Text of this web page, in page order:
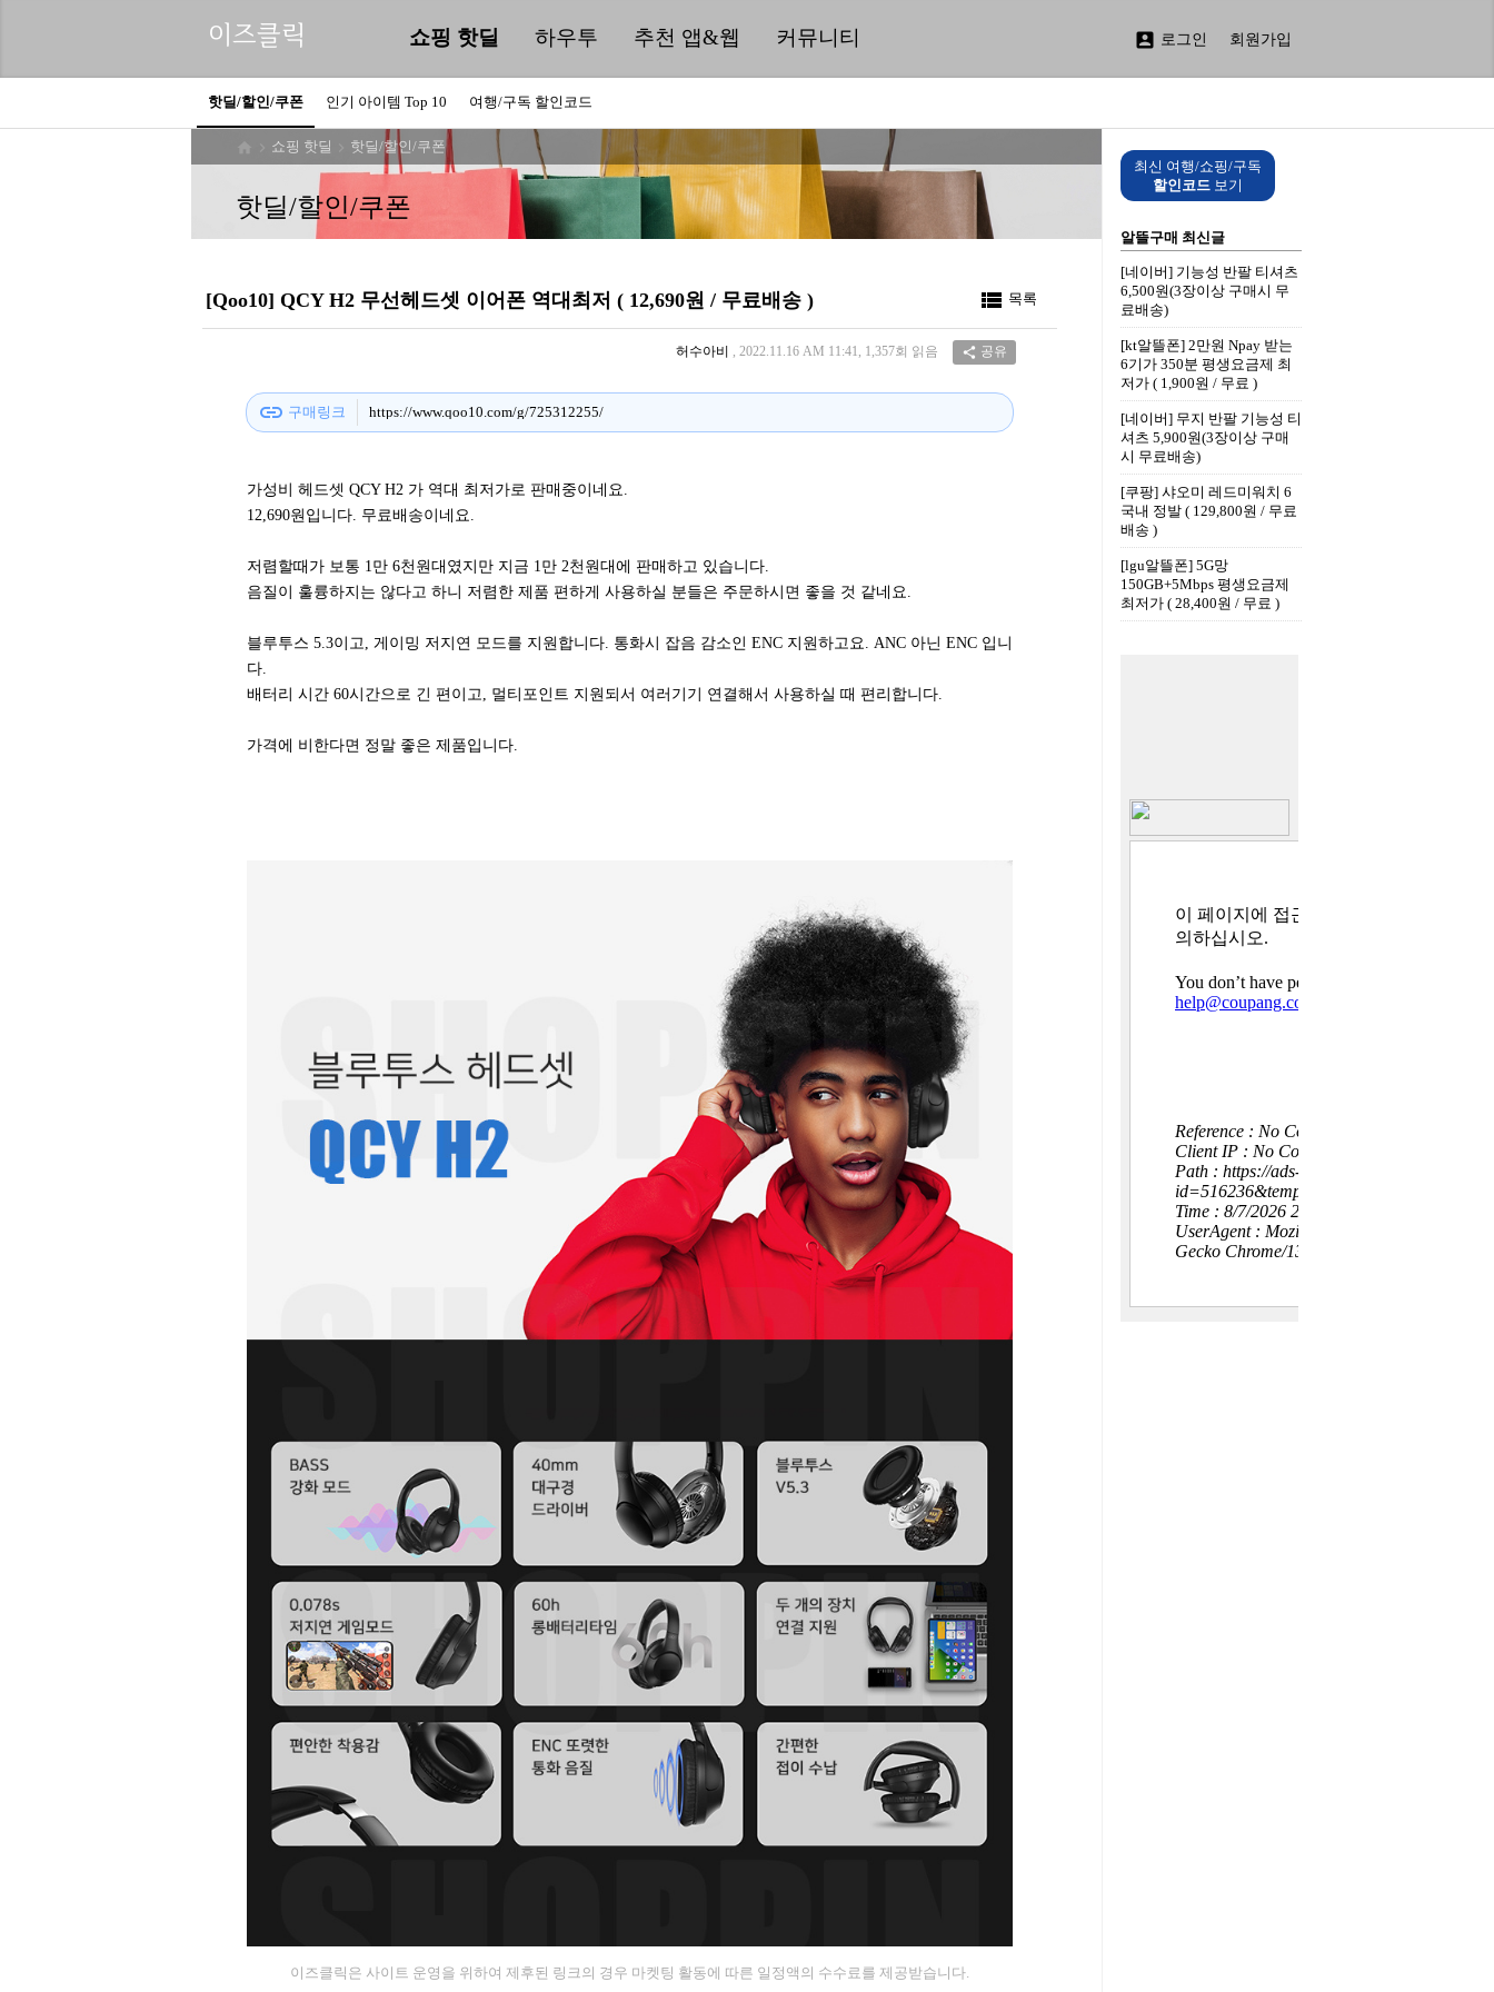
이즈클릭 쇼핑 핫딜 하우투 추천 앱&웹 커뮤니티  로그인 회원가입
핫딜/할인/쿠폰 인기 아이템 Top 10 여행/구독 할인코드
쇼핑 핫딜 핫딜/할인/쿠폰
핫딜/할인/쿠폰
[Qoo10] QCY H2 무선헤드셋 이어폰 역대최저 ( 12,690원 / 무료배송 )  목록
허수아비 , 2022.11.16 AM 11:41, 1,357회 읽음  공유
link 구매링크 https://www.qoo10.com/g/725312255/
가성비 헤드셋 QCY H2 가 역대 최저가로 판매중이네요.
12,690원입니다. 무료배송이네요.
저렴할때가 보통 1만 6천원대였지만 지금 1만 2천원대에 판매하고 있습니다.
음질이 훌륭하지는 않다고 하니 저렴한 제품 편하게 사용하실 분들은 주문하시면 좋을 것 같네요.
블루투스 5.3이고, 게이밍 저지연 모드를 지원합니다. 통화시 잡음 감소인 ENC 지원하고요. ANC 아닌 ENC 입니
다.
배터리 시간 60시간으로 긴 편이고, 멀티포인트 지원되서 여러기기 연결해서 사용하실 때 편리합니다.
가격에 비한다면 정말 좋은 제품입니다.
이즈클릭은 사이트 운영을 위하여 제후된 링크의 경우 마켓팅 활동에 따른 일정액의 수수료를 제공받습니다.
최신 여행/쇼핑/구독
할인코드보기
알뜰구매 최신글
[네이버] 기능성 반팔 티셔츠
6,500원(3장이상 구매시 무
료배송)
[kt알뜰폰] 2만원 Npay 받는
6기가 350분 평생요금제 최
저가 ( 1,900원 / 무료 )
[네이버] 무지 반팔 기능성 티
셔츠 5,900원(3장이상 구매
시 무료배송)
[쿠팡] 샤오미 레드미워치 6
국내 정발 ( 129,800원 / 무료
배송 )
[lgu알뜰폰] 5G망
150GB+5Mbps 평생요금제
최저가 ( 28,400원 / 무료 )